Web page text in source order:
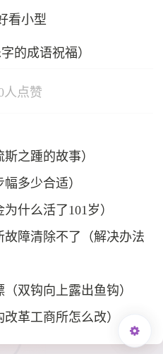
看小型
的成语祝福）
人点赞
之踵的故事）
多少合适）
什么活了101岁）
故障清除不了（解决办法
双钩向上露出鱼钩）
革工商所怎么改）